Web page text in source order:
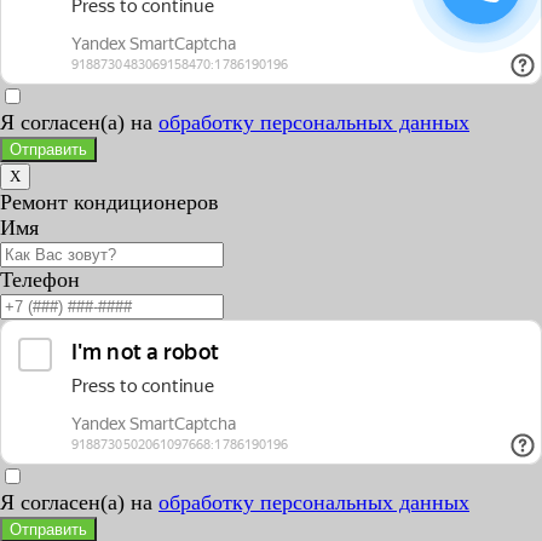
Я согласен(а) на обработку персональных данных
Отправить
X
Ремонт кондиционеров
Имя
Телефон
Я согласен(а) на обработку персональных данных
Отправить